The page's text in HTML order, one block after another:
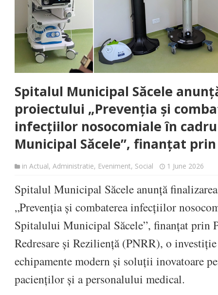
Spitalul Municipal Săcele
proiectului „Prevenția și
infecțiilor nosocomiale în
Municipal Săcele”, finanțat prin
in Actual, Administratie, Eveniment, Social 1 June 2026
Spitalul Municipal Săcele anunță
„Prevenția și combaterea infecțiilor
Spitalului Municipal Săcele”, finanțat prin
Redresare și Reziliență (PNRR), o investiție
echipamente modern și soluții inovatoare
pacienților și a personalului medical.